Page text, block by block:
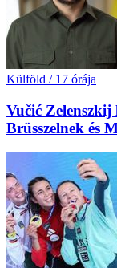
Külföld / 17 órája
Vučić Zelenszkij
Brüsszelnek és